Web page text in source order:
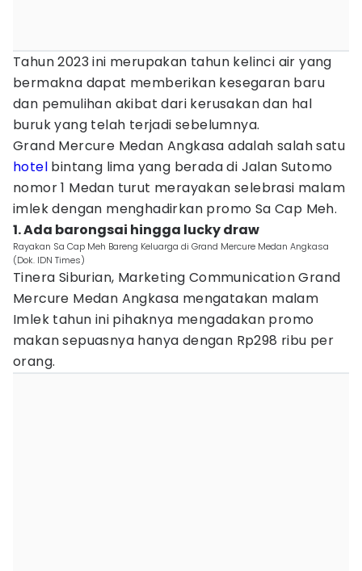
Tahun 2023 ini merupakan tahun kelinci air yang
bermakna dapat memberikan kesegaran baru
dan pemulihan akibat dari kerusakan dan hal
buruk yang telah terjadi sebelumnya.
Grand Mercure Medan Angkasa adalah salah satu
hotel bintang lima yang berada di Jalan Sutomo
nomor 1 Medan turut merayakan selebrasi malam
imlek dengan menghadirkan promo Sa Cap Meh.
1. Ada barongsai hingga lucky draw
Rayakan Sa Cap Meh Bareng Keluarga di Grand Mercure Medan Angkasa
(Dok. IDN Times)
Tinera Siburian, Marketing Communication Grand
Mercure Medan Angkasa mengatakan malam
Imlek tahun ini pihaknya mengadakan promo
makan sepuasnya hanya dengan Rp298 ribu per
orang.